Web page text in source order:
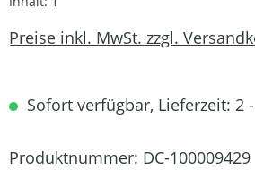
Preise inkl. MwSt. zzgl.
Sofort verfügbar, Lieferzeit: 2
Produktnummer: DC-100009429